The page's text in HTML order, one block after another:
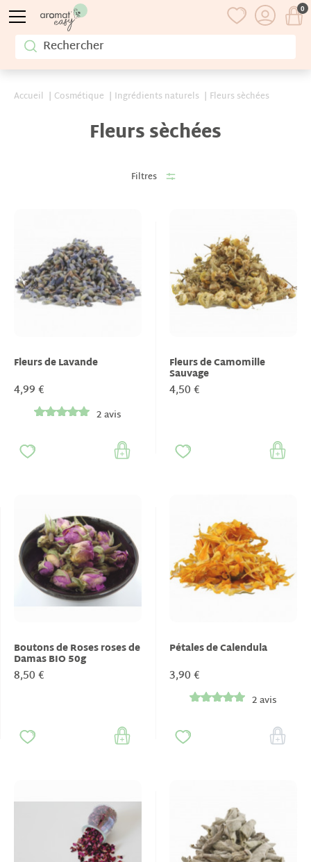
Accueil Cosmétique Ingrédients naturels Fleurs sèchées
Fleurs sèchées
Filtres
Fleurs de Lavande
4,99 €
2 avis
Fleurs de Camomille
Sauvage
4,50 €
Boutons de Roses roses de
Damas BIO 50g
8,50 €
Pétales de Calendula
3,90 €
2 avis
0